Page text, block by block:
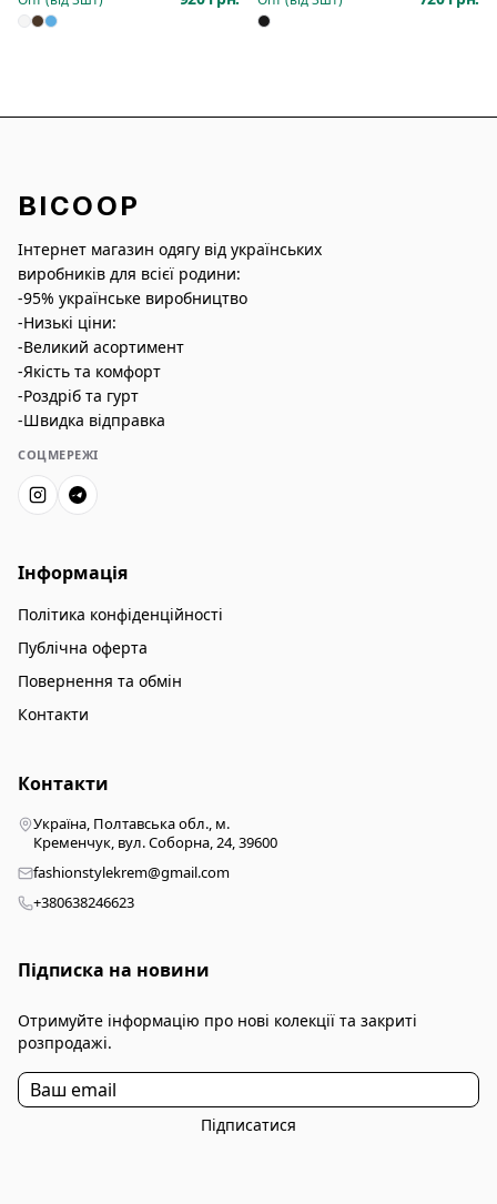
BICOOP
Інтернет магазин одягу від українських
виробників для всієї родини:
-95% українське виробництво
-Низькі ціни:
-Великий асортимент
-Якість та комфорт
-Роздріб та гурт
-Швидка відправка
СОЦМЕРЕЖІ
Інформація
Політика конфіденційності
Публічна оферта
Повернення та обмін
Контакти
Контакти
Україна, Полтавська обл., м.
Кременчук, вул. Соборна, 24, 39600
fashionstylekrem@gmail.com
+380638246623
Підписка на новини
Отримуйте інформацію про нові колекції та закриті
розпродажі.
Підписатися